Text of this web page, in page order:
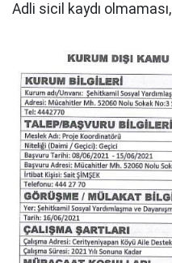
Adli sicil kaydı olmaması,